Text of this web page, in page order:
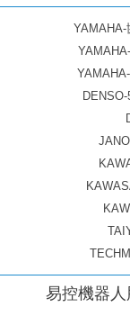
YAMAHA-
易控機器人